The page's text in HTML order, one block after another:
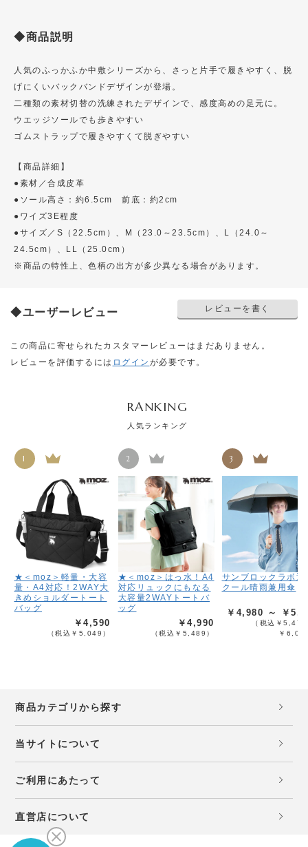
◆商品説明
人気のふっかふか中敷シリーズから、さっと片手で履きやすく、脱
げにくいバックバンドデザインが登場。
二種類の素材切替の洗練されたデザインで、感度高めの足元に。
ウエッジソールでも歩きやすい
ゴムストラップで履きやすくて脱ぎやすい
【商品詳細】
●素材／合成皮革
●ソール高さ：約6.5cm 前底：約2cm
●ワイズ3E程度
●サイズ／S（22.5cm）、M（23.0～23.5cm）、L（24.0～
24.5cm）、LL（25.0cm）
※商品の特性上、色柄の出方が多少異なる場合があります。
◆ユーザーレビュー レビューを書く
この商品に寄せられたカスタマーレビューはまだありません。
レビューを評価するには ログイン が必要です。
RANKING
人気ランキング
1
★＜moz＞軽量・大容
量・A4対応！2WAY大
きめショルダートート
バッグ
￥4,590
（税込￥5,049）
2
★＜moz＞はっ水！A4
対応リュックにもなる
大容量2WAYトートバ
ッグ
￥4,990
（税込￥5,489）
3
サンブロックラボ遮
クール晴雨兼用傘
￥4,980 ～ ￥
（税込￥
￥
商品カテゴリから探す
当サイトについて
ご利用にあたって
直営店について